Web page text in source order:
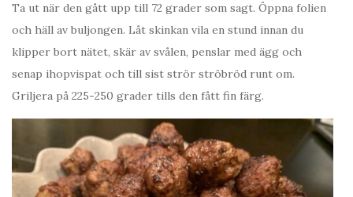
Ta ut när den gått upp till 72 grader som sagt. Öppna folien
och häll av buljongen. Låt skinkan vila en stund innan du
klipper bort nätet, skär av svålen, penslar med ägg och
senap ihopvispat och till sist strör ströbröd runt om.
Griljera på 225-250 grader tills den fått fin färg.